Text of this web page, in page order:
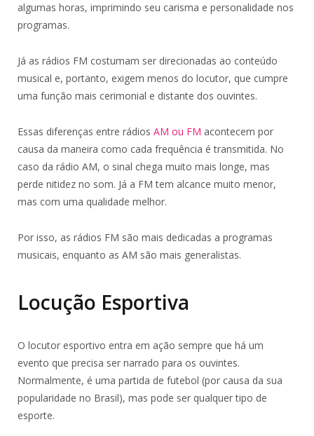
algumas horas, imprimindo seu carisma e personalidade nos
programas.
Já as rádios FM costumam ser direcionadas ao conteúdo
musical e, portanto, exigem menos do locutor, que cumpre
uma função mais cerimonial e distante dos ouvintes.
Essas diferenças entre rádios AM ou FM acontecem por
causa da maneira como cada frequência é transmitida. No
caso da rádio AM, o sinal chega muito mais longe, mas
perde nitidez no som. Já a FM tem alcance muito menor,
mas com uma qualidade melhor.
Por isso, as rádios FM são mais dedicadas a programas
musicais, enquanto as AM são mais generalistas.
Locução Esportiva
O locutor esportivo entra em ação sempre que há um
evento que precisa ser narrado para os ouvintes.
Normalmente, é uma partida de futebol (por causa da sua
popularidade no Brasil), mas pode ser qualquer tipo de
esporte.